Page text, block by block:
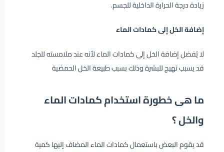
زيادة درجة الحرارة الداخلية للجسم.
إضافة الخل إلى كمادات الماء
لا يُفضل إضافة الخل إلى كمادات الماء لأنه عند ملامسته للجلد
قد يسبب تهيج للبشرة وذلك بسبب طبيعة الخل الحمضية
ما هى خطورة استخدام كمادات الماء
والخل ؟
قد يقوم البعض باستعمال كمادات الماء المضاف إليها كمية